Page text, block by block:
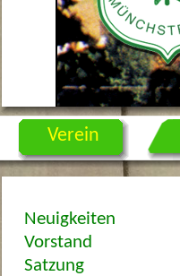
Verein
Neuigkeiten
Vorstand
Satzung